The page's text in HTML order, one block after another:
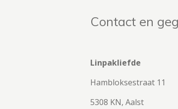
Contact en
Linpakliefde
Hambloksestraat 11
5308 KN, Aalst